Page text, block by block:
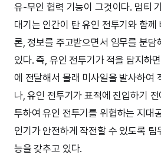
유-무인 협력 기능이 그것이다. 멈티
대기는 인간이 탄 유인 전투기와 함께
론, 정보를 주고받으면서 임무를 분담
있다. 즉, 유인 전투기가 적을 탐지하
에 전달해서 몰래 미사일을 발사하여
나, 유인 전투기가 표적에 진입하기
투하여 유인 전투기를 위협하는 지대
인기가 안전하게 작전할 수 있도록 팀
능을 갖추고 있다.